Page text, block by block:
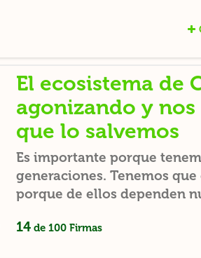
El ecosistema de
agonizando y
que lo salvemos
Es importante porque
generaciones. Tenemos
porque de ellos dependen
algo para resaltar EL
14de 100Firmas